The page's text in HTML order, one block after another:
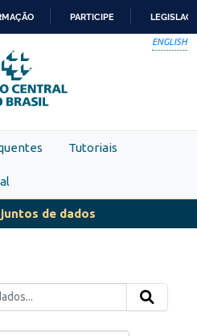
PARA
O
CONTEÚDO
PARTICIPE
ENGLISH
Tutoriais
de dados